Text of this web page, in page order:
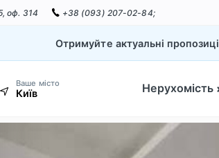
оф. 314 +38 (093) 207-02-84;
Отримуйте актуальні
Ваше місто
Київ Нерухомість